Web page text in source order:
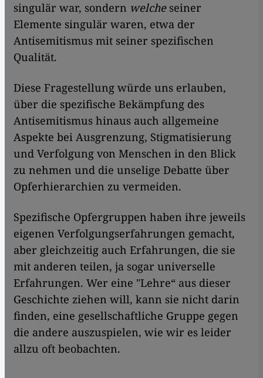
singulär war, sondern welche seiner
Elemente singulär waren, etwa der
Antisemitismus mit seiner spezifischen
Qualität.
Diese Fragestellung würde uns erlauben,
über die spezifische Bekämpfung des
Antisemitismus hinaus auch allgemeine
Aspekte bei Ausgrenzung, Stigmatisierung
und Verfolgung von Menschen in den Blick
zu nehmen und die unselige Debatte über
Opferhierarchien zu vermeiden.
Spezifische Opfergruppen haben ihre jeweils
eigenen Verfolgungserfahrungen gemacht,
aber gleichzeitig auch Erfahrungen, die sie
mit anderen teilen, ja sogar universelle
Erfahrungen. Wer eine "Lehre“ aus dieser
Geschichte ziehen will, kann sie nicht darin
finden, eine gesellschaftliche Gruppe gegen
die andere auszuspielen, wie wir es leider
allzu oft beobachten.